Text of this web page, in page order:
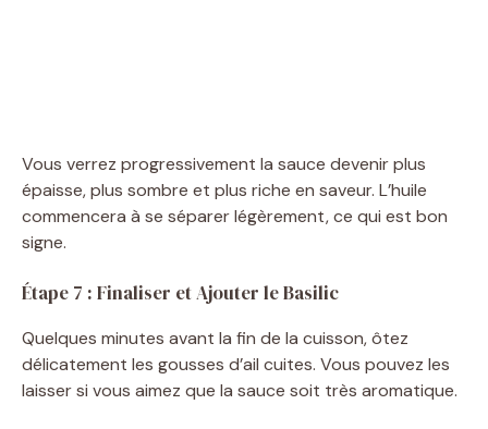
Vous verrez progressivement la sauce devenir plus
épaisse, plus sombre et plus riche en saveur. L’huile
commencera à se séparer légèrement, ce qui est bon
signe.
Étape 7 : Finaliser et Ajouter le Basilic
Quelques minutes avant la fin de la cuisson, ôtez
délicatement les gousses d’ail cuites. Vous pouvez les
laisser si vous aimez que la sauce soit très aromatique.